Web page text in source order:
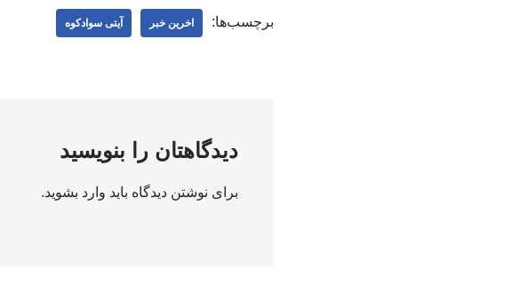
برچسب‌ها: اخرین خبر آیتی سوادکوه
دیدگاهتان را بنویسید
برای نوشتن دیدگاه باید وارد بشوید.